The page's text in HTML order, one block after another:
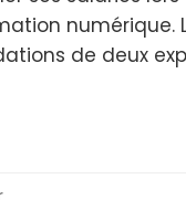
numérique.
de deux